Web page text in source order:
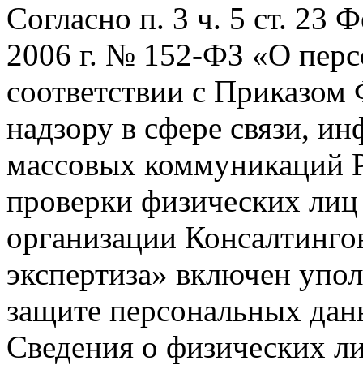
Согласно п. 3 ч. 5 ст. 23
2006 г. № 152-ФЗ «О
соответствии с
надзору в сфере связи,
массовых коммуникаций
проверки физических
организации
экспертиза» включен
защите персональных
Сведения о физических